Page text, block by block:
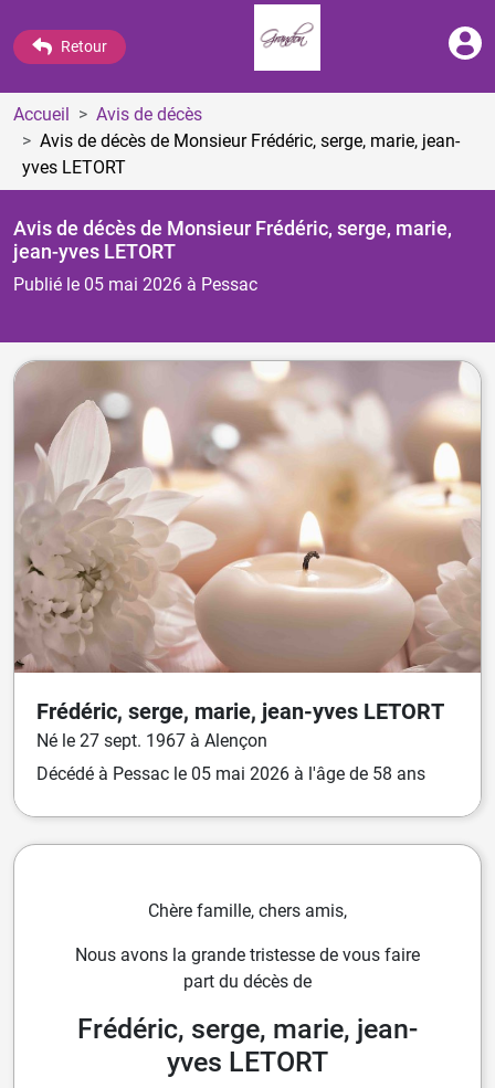
Retour
Accueil
Avis de décès
Avis de décès de Monsieur Frédéric, serge, marie, jean-
yves LETORT
Avis de décès de Monsieur Frédéric, serge, marie,
jean-yves LETORT
Publié le 05 mai 2026 à Pessac
Frédéric, serge, marie, jean-yves LETORT
Né le 27 sept. 1967 à Alençon
Décédé à Pessac le 05 mai 2026 à l'âge de 58 ans
Chère famille, chers amis,
Nous avons la grande tristesse de vous faire
part du décès de
Frédéric, serge, marie, jean-
yves LETORT